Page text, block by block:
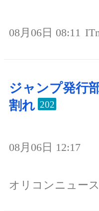
08月06日 08:11
ジャンプ発行
割れ 202
08月06日 12:17
オリコンニュース